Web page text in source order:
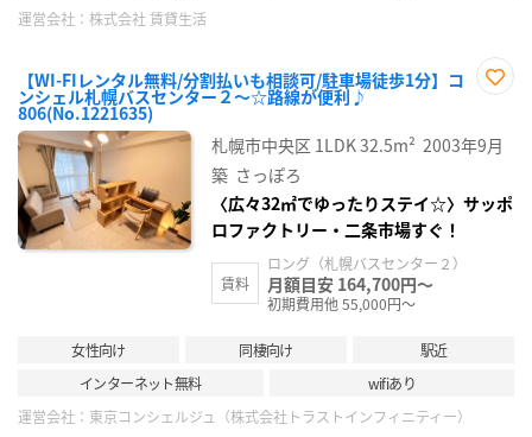
運営会社： 株式会社 賃貸生活
【WI-FIレンタル無料/分割払いも相談可/駐車場徒歩1分】コ
ンシェル札幌バスセンター２～☆路線が便利♪
806(No.1221635)
り登
録
札幌市中央区 1LDK32.5m² 2003年9月
築 さっぽろ
〈広々32㎡でゆったりステイ☆〉サッポ
ロファクトリー・二条市場すぐ！
賃料
ロング（札幌バスセンター２）
月額目安 164,700円～
初期費用他 55,000円～
女性向け 同棲向け
駅近
インターネット無料
wifiあり
運営会社： 東京コンシェルジュ（株式会社トラストインフィニティー）